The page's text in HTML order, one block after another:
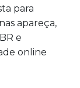
para
apareça,
e
online